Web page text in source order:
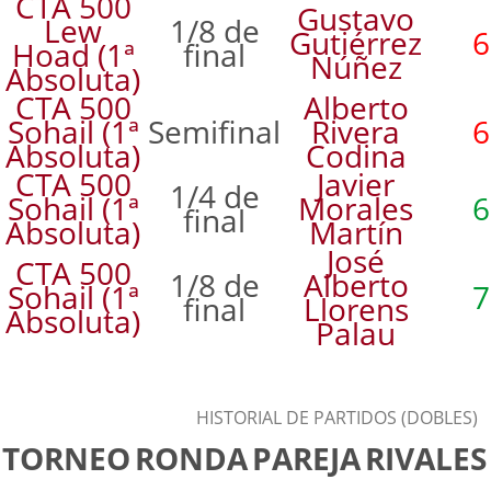
Lew
Hoad (1ª
Absoluta)
1/8 de
final
Gustavo
Gutiérrez
Núñez
CTA 500
Sohail (1ª
Absoluta)
Semifinal
Alberto
Rivera
Codina
CTA 500
Sohail (1ª
Absoluta)
1/4 de
final
Javier
Morales
Martín
CTA 500
Sohail (1ª
Absoluta)
1/8 de
final
José
Alberto
Llorens
Palau
HISTORIAL DE PARTIDOS (DOBLES)
TORNEORONDAPAREJARIVALES